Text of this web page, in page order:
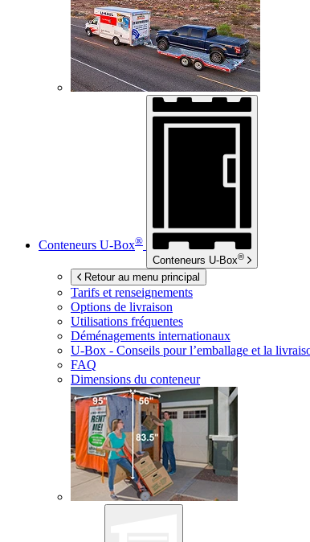
Conteneurs U-Box®
Conteneurs U-Box®
Retour au menu principal
Tarifs et renseignements
Options de livraison
Utilisations fréquentes
Déménagements internationaux
U-Box - Conseils pour l’emballage et la
FAQ
Dimensions du conteneur